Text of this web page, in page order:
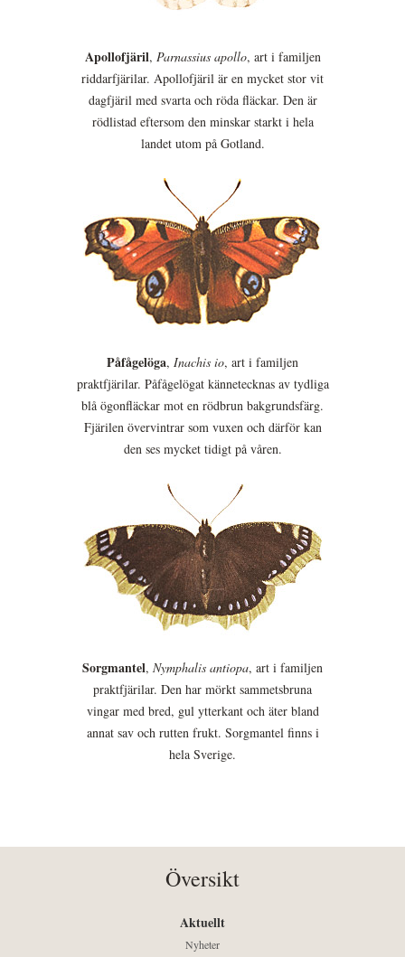
Apollofjäril, Parnassius apollo, art i familjen
riddarfjärilar. Apollofjäril är en mycket stor vit
dagfjäril med svarta och röda fläckar. Den är
rödlistad eftersom den minskar starkt i hela
landet utom på Gotland.
Påfågelöga, Inachis io, art i familjen
praktfjärilar. Påfågelögat kännetecknas av tydliga
blå ögonfläckar mot en rödbrun bakgrundsfärg.
Fjärilen övervintrar som vuxen och därför kan
den ses mycket tidigt på våren.
Sorgmantel, Nymphalis antiopa, art i familjen
praktfjärilar. Den har mörkt sammetsbruna
vingar med bred, gul ytterkant och äter bland
annat sav och rutten frukt. Sorgmantel finns i
hela Sverige.
Översikt
Aktuellt
Nyheter